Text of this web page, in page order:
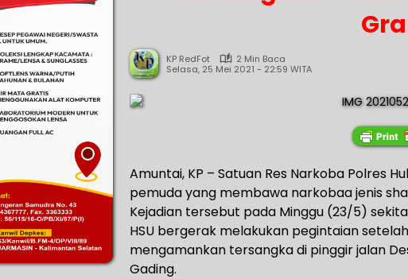
KP RedFot
2 Min Baca
Selasa, 25 Mei 2021 - 22:59 WITA
Amuntai, KP – Satuan Res Narkoba Polres
pemuda yang membawa narkobaa jenis
Kejadian tersebut pada Minggu (23/5)
HSU bergerak melakukan pegintaian
mengamankan tersangka di pinggir jalan
Gading.